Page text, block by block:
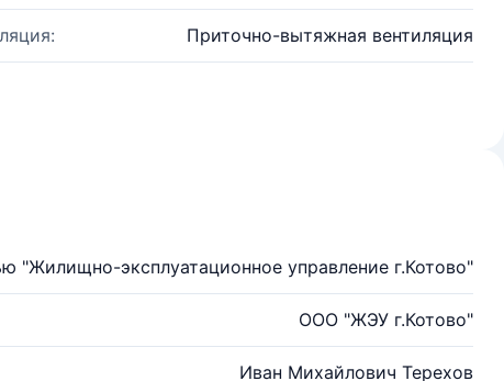
Приточно-вытяжная вентиляция
"Жилищно-эксплуатационное управление г.Котово"
ООО "ЖЭУ г.Котово"
Иван Михайлович Терехов